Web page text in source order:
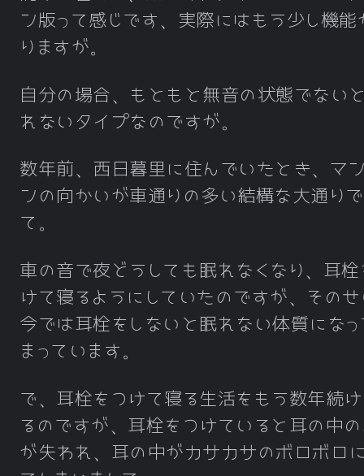
ン版って感じです、実際にはもう少し機能
りますが。
自分の場合、もともと無音の状態でない
れないタイプなのですが。
数年前、西日暮里に住んでいたとき、マ
ンの向かいが車通りの多い結構な大通り
て。
車の音で夜どうしても眠れなくなり、耳栓
けて寝るようにしていたのですが、その
今では耳栓をしないと眠れない体質になっ
まっています。
で、耳栓をつけて寝る生活をもう数年続
るのですが、耳栓をつけていると耳の中
が失われ、耳の中がカサカサのボロボロ